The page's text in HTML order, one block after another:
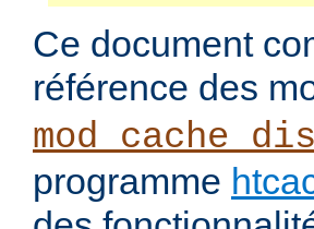
Ce document
référence des
programme